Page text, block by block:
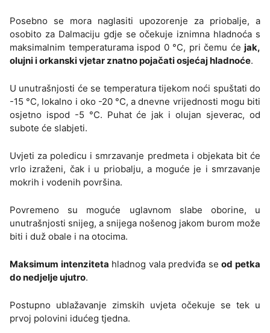
Posebno se mora naglasiti upozorenje za priobalje, a
osobito za Dalmaciju gdje se očekuje iznimna hladnoća s
maksimalnim temperaturama ispod 0 °C, pri čemu će jak,
olujni i orkanski vjetar znatno pojačati osjećaj hladnoće.
U unutrašnjosti će se temperatura tijekom noći spuštati do
-15 °C, lokalno i oko -20 °C, a dnevne vrijednosti mogu biti
osjetno ispod -5 °C. Puhat će jak i olujan sjeverac, od
subote će slabjeti.
Uvjeti za poledicu i smrzavanje predmeta i objekata bit će
vrlo izraženi, čak i u priobalju, a moguće je i smrzavanje
mokrih i vodenih površina.
Povremeno su moguće uglavnom slabe oborine, u
unutrašnjosti snijeg, a snijega nošenog jakom burom može
biti i duž obale i na otocima.
Maksimum intenziteta hladnog vala predviđa seod petka
do nedjelje ujutro.
Postupno ublažavanje zimskih uvjeta očekuje se tek u
prvoj polovini idućeg tjedna.